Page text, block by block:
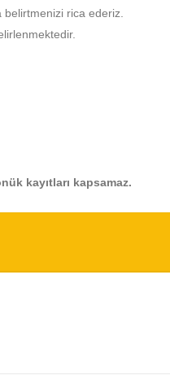
rica ederiz.
kayıtları kapsamaz.